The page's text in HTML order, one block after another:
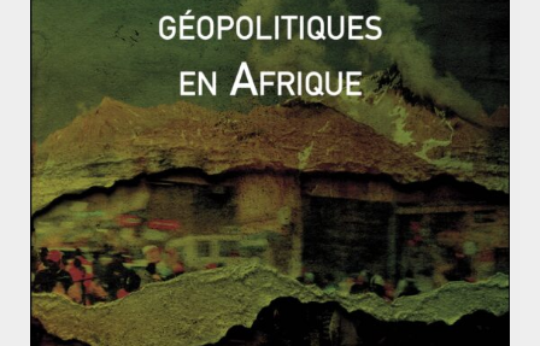
déployer dans la région pour lutter et les exactions sont
nombreuses contre la population civile. D’autres
mouvements, islamistes etlargement soutenus par
Islamabad
, apparaissent dès le début des années 90 :
le Hizb-ul Mujahideen, le Lashkar-e Tayyba et le Jaysh-e
Mohammad notamment. Une grande partie des
hindous de la vallée du Cachemire de Srinagar
(majorité musulmane) est contrainte à l’expulsion,
estimée à 400 000 personnes.
Les tensions sont donc réelles entre hindous et
musulmans.L’arrivée du BJP
au pouvoir n’arrange rien :